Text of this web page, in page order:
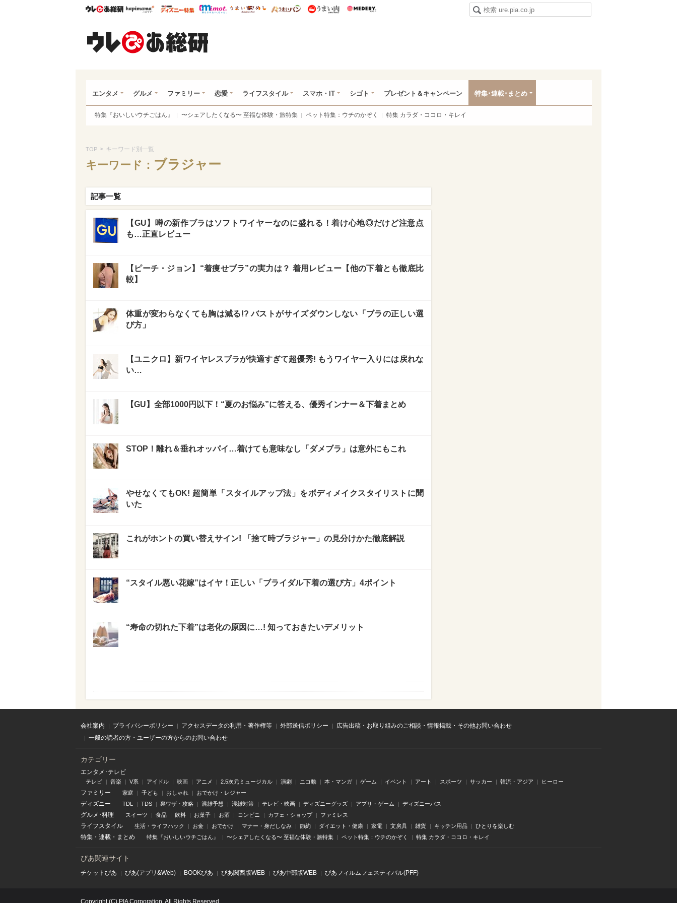
ウレぴあ総研ハピママ* ウレぴあ総研 ディズニー特集
mimot. うまいめし うまいパン うまい肉
エンタメ グルメ ファミリー 恋愛 ライフスタイル スマホ・IT シゴト プレゼント＆キャンペーン 特集･連載･まとめ
特集『おいしいウチごはん』 〜シェアしたくなる〜 至福な体験・旅特集 ペット特集：ウチのかぞく 特集 カラダ・ココロ・キレイ
TOP > キーワード別一覧
キーワード： ブラジャー
記事一覧
【GU】噂の新作ブラはソフトワイヤーなのに盛れる！着け心地◎だけど注意点
も…正直レビュー
【ピーチ・ジョン】“着痩せブラ”の実力は？ 着用レビュー【他の下着とも徹底比
較】
体重が変わらなくても胸は減る!? バストがサイズダウンしない「ブラの正しい選
び方」
【ユニクロ】新ワイヤレスブラが快適すぎて超優秀! もうワイヤー入りには戻れな
い…
【GU】全部1000円以下！“夏のお悩み”に答える、優秀インナー＆下着まとめ
STOP！離れ＆垂れオッパイ…着けても意味なし「ダメブラ」は意外にもこれ
やせなくてもOK! 超簡単「スタイルアップ法」をボディメイクスタイリストに聞
いた
これがホントの買い替えサイン! 「捨て時ブラジャー」の見分けかた徹底解説
“スタイル悪い花嫁”はイヤ！正しい「ブライダル下着の選び方」4ポイント
“寿命の切れた下着”は老化の原因に…! 知っておきたいデメリット
会社案内 プライバシーポリシー アクセスデータの利用・著作権等 外部送信ポリシー
広告出稿・お取り組みのご相談・情報掲載・その他お問い合わせ
一般の読者の方・ユーザーの方からのお問い合わせ
カテゴリー
エンタメ･テレビ
テレビ 音楽 V系 アイドル 映画 アニメ 2.5次元ミュージカル 演劇 ニコ動 本・マンガ ゲーム イベント アート スポーツ サッカー 韓流・アジア ヒーロー
ファミリー 家庭 子ども おしゃれ おでかけ・レジャー
ディズニー TDL TDS 裏ワザ・攻略 混雑予想 混雑対策 テレビ・映画 ディズニーグッズ アプリ・ゲーム ディズニーパス
グルメ･料理 スイーツ 食品 飲料 お菓子 お酒 コンビニ カフェ・ショップ ファミレス
ライフスタイル 生活・ライフハック お金 おでかけ マナー・身だしなみ 節約 ダイエット・健康 家電 文房具 雑貨 キッチン用品 ひとりを楽しむ
特集 ・ 連載 ・ まとめ 特集『おいしいウチごはん』 〜シェアしたくなる〜 至福な体験・旅特集 ペット特集：ウチのかぞく 特集 カラダ・ココロ・キレイ
ぴあ関連サイト
チケットぴあ ぴあ(アプリ&Web) BOOKぴあ ぴあ関⻄版WEB ぴあ中部版WEB ぴあフィルムフェスティバル(PFF)
Copyright (C) PIA Corporation. All Rights Reserved.